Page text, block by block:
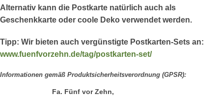
Alternativ kann die Postkarte natürlich auch als
Geschenkkarte oder coole Deko verwendet werden.
Tipp: Wir bieten auch vergünstigte Postkarten-Sets an:
www.fuenfvorzehn.de/tag/postkarten-set/
Informationen gemäß Produktsicherheitsverordnung (GPSR):
Fa. Fünf vor Zehn,